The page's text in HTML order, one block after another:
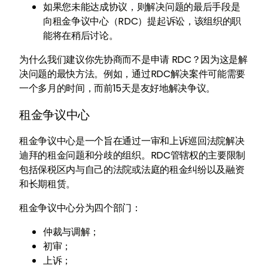
如果您未能达成协议，则解决问题的最后手段是
向租金争议中心（RDC）提起诉讼，该组织的职
能将在稍后讨论。
为什么我们建议你先协商而不是申请 RDC？因为这是解
决问题的最快方法。例如，通过RDC解决案件可能需要
一个多月的时间，而前15天是友好地解决争议。
租金争议中心
租金争议中心是一个旨在通过一审和上诉巡回法院解决
迪拜的租金问题和分歧的组织。RDC管辖权的主要限制
包括保税区内与自己的法院或法庭的租金纠纷以及融资
和长期租赁。
租金争议中心分为四个部门：
仲裁与调解；
初审；
上诉；